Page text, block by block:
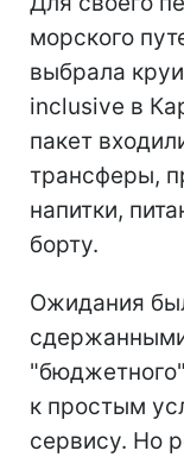
морского
выбрала
inclusive в
пакет
трансферы,
напитки,
борту.
Ожидания
к простым
сервису. Но